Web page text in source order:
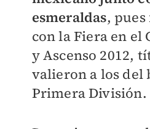
esmeraldas,
con la Fiera en el
y Ascenso 2012,
valieron a los del
Primera División.